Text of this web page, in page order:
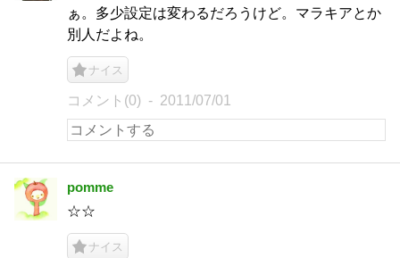
ぁ。多少設定は変わるだろうけど。マラキアとか
別人だよね。
ナイス
コメント(0) 2011/07/01
pomme
☆☆
ナイス